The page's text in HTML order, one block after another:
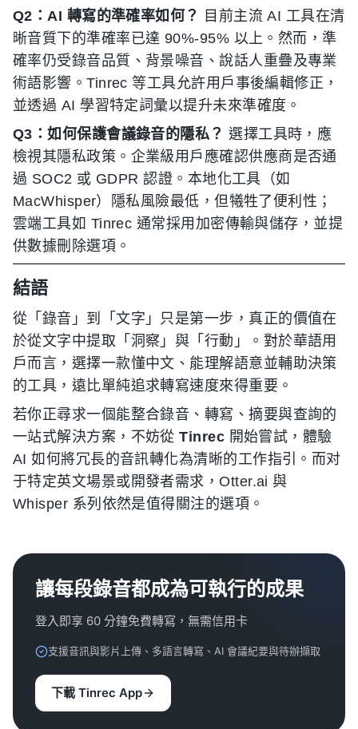
Q2：AI 轉寫的準確率如何？
目前主流 AI 工具在清
晰音質下的準確率已達 90%-95% 以上。然而，準
確率仍受錄音品質、背景噪音、說話人重疊及專業
術語影響。Tinrec 等工具允許用戶事後編輯修正，
並透過 AI 學習特定詞彙以提升未來準確度。
Q3：如何保護會議錄音的隱私？ 選擇工具時，應
檢視其隱私政策。企業級用戶應確認供應商是否通
過 SOC2 或 GDPR 認證。本地化工具（如
MacWhisper）隱私風險最低，但犧牲了便利性；
雲端工具如 Tinrec 通常採用加密傳輸與儲存，並提
供數據刪除選項。
結語
從「錄音」到「文字」只是第一步，真正的價值在
於從文字中提取「洞察」與「行動」。對於華語用
戶而言，選擇一款懂中文、能理解語意並輔助決策
的工具，遠比單純追求轉寫速度來得重要。
若你正尋求一個能整合錄音、轉寫、摘要與查詢的
一站式解決方案，不妨從Tinrec 開始嘗試，體驗
AI 如何將冗長的音訊轉化為清晰的工作指引。而对
于特定英文場景或開發者需求，Otter.ai 與
Whisper 系列依然是值得關注的選項。
讓每段錄音都成為可執行的成果
登入即享 60 分鐘免費轉寫，無需信用卡
支援音訊與影片上傳、多語言轉寫、AI 會議紀要與待辦擷取
下載 Tinrec App